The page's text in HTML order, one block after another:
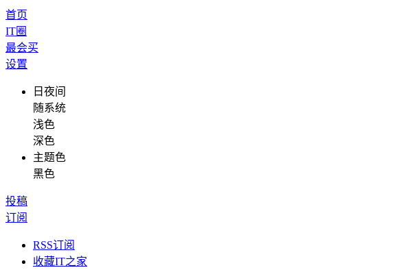
首页
IT圈
最会买
设置
日夜间
随系统
浅色
深色
主题色
黑色
投稿
订阅
RSS订阅
收藏IT之家